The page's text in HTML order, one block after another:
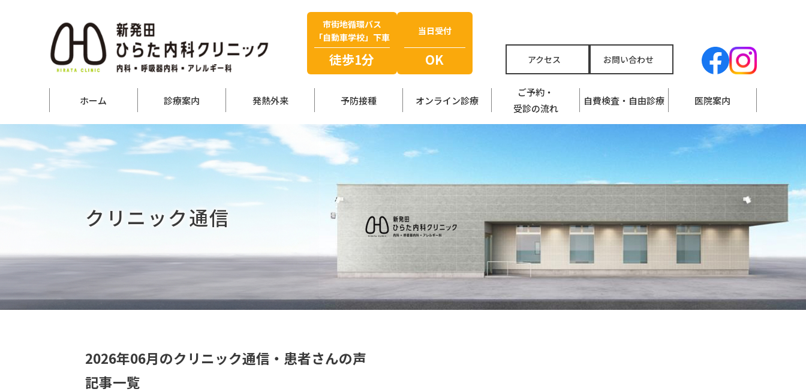
市街地循環バス
「自動車学校」下車
徒歩1分
当日受付
OK アクセス お問い合わせ
ホーム 診療案内 発熱外来 予防接種 オンライン診療
ご予約・
受診の流れ
自費検査・自由診療 医院案内
クリニック通信
2026年06月のクリニック通信・患者さんの声
記事一覧